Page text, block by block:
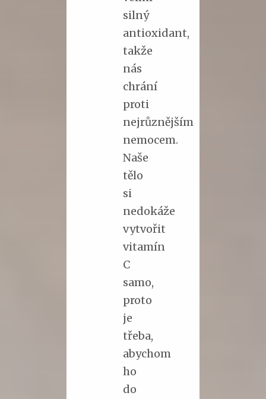
silný
antioxidant,
takže
nás
chrání
proti
nejrůznějším
nemocem.
Naše
tělo
si
nedokáže
vytvořit
vitamín
C
samo,
proto
je
třeba,
abychom
ho
do